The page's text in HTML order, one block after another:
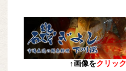
↑画像をクリック